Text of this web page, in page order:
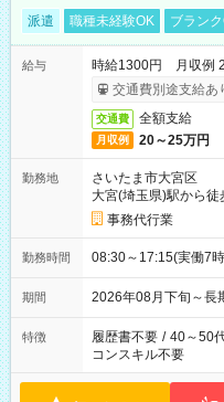
派遣 職種未経験OK ブラン
給与
時給1300円 月収例
交通費別途支給あ
交通費 全額支給
月収例 20～25万円
勤務地
さいたま市大宮区
大宮(埼玉県)駅から徒
事務代行業
勤務時間 08:30～17:15(実働7
期間 2026年08月下旬～
特徴 履歴書不要 / 40～50
コンスキル不要